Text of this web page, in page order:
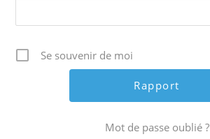
Se souvenir de moi
Mot de passe oublié ?